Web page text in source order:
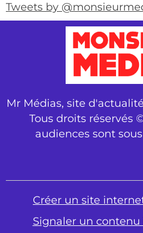
Tweets by
Mr Médias, site
Tous droits réservés
audiences sont
Créer un site
Signaler un